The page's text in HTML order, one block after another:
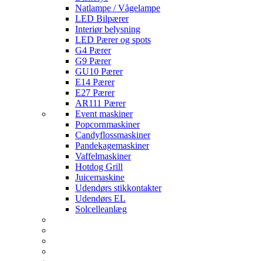
Natlampe / Vågelampe
LED Bilpærer
Interiør belysning
LED Pærer og spots
G4 Pærer
G9 Pærer
GU10 Pærer
E14 Pærer
E27 Pærer
AR111 Pærer
Event maskiner
Popcornmaskiner
Candyflossmaskiner
Pandekagemaskiner
Vaffelmaskiner
Hotdog Grill
Juicemaskine
Udendørs stikkontakter
Udendørs EL
Solcelleanlæg